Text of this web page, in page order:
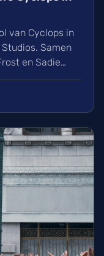
van Cyclops in
Samen
en Sadie
uit naar